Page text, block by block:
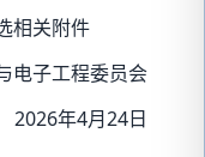
相关附件
电子工程委员会
2026年4月24日